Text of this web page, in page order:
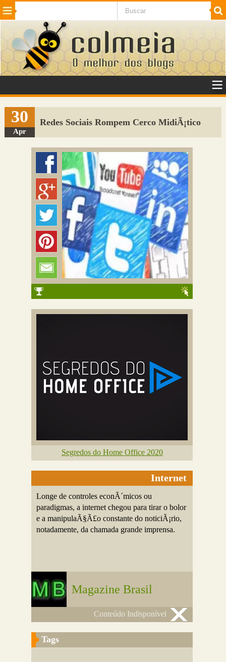
Beleza Cinema e TV
Internet Jogos NotÃ­cias SaÃºde
VeÃ­culos Adulto
Sugerir Link
Adicionar Blog
Colmeia Exchange
Perguntas Frequentes
30
Apr
Redes Sociais Rompem Cerco MidiÃ¡tico
Segredos do Home Office 2020
Internet
Longe de controles econÃ´micos ou
paradigmas, a internet chegou para tirar o bolor
e a manipulaÃ§Ã£o constante do noticiÃ¡rio,
notadamente, da chamada grande imprensa.
Magazine Brasil
Conteúdo Indisponível
Tags